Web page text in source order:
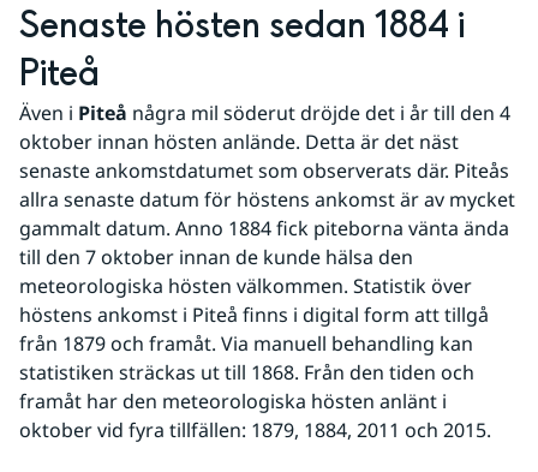
Senaste hösten sedan 1884 i
Piteå
Även i Piteå några mil söderut dröjde det i år till den 4
oktober innan hösten anlände. Detta är det näst
senaste ankomstdatumet som observerats där. Piteås
allra senaste datum för höstens ankomst är av mycket
gammalt datum. Anno 1884 fick piteborna vänta ända
till den 7 oktober innan de kunde hälsa den
meteorologiska hösten välkommen. Statistik över
höstens ankomst i Piteå finns i digital form att tillgå
från 1879 och framåt. Via manuell behandling kan
statistiken sträckas ut till 1868. Från den tiden och
framåt har den meteorologiska hösten anlänt i
oktober vid fyra tillfällen: 1879, 1884, 2011 och 2015.